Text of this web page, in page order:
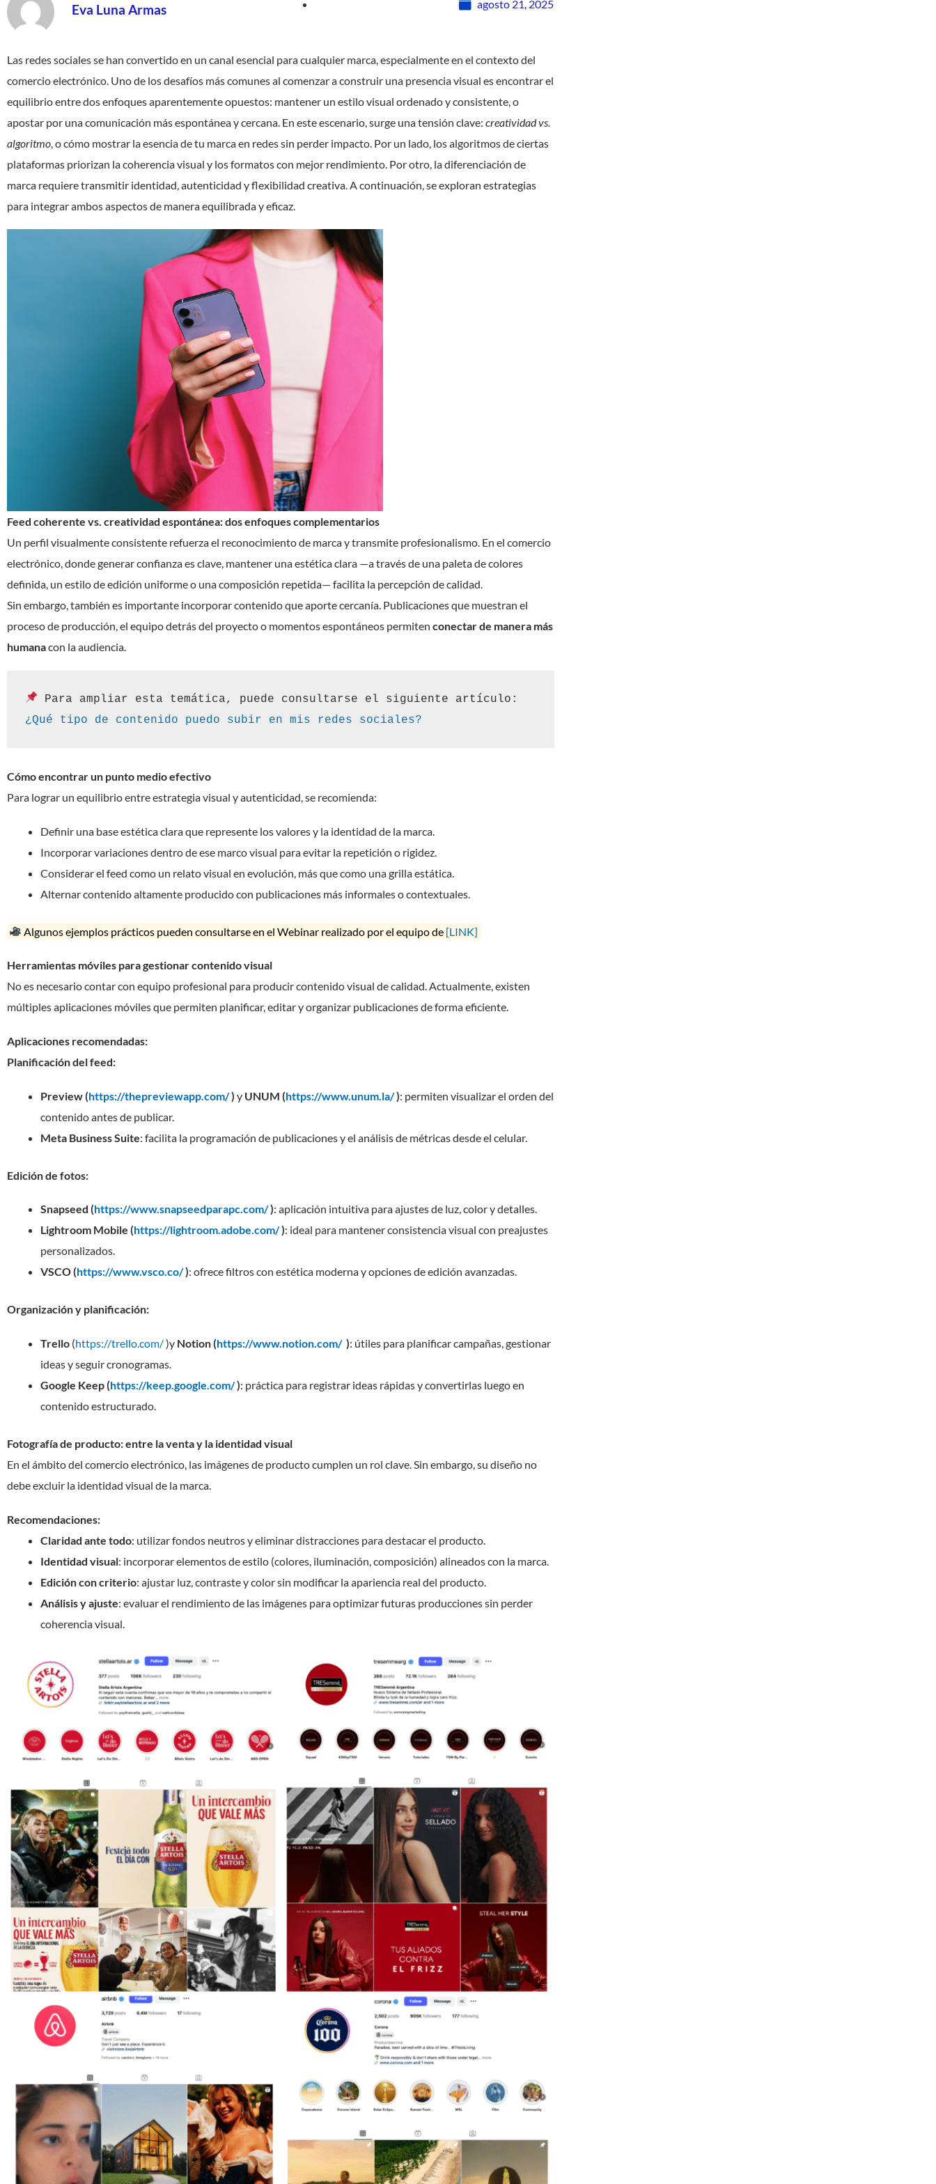
Eva Luna Armas agosto 21, 2025
Las redes sociales se han convertido en un canal esencial para cualquier marca, especialmente en el contexto del
comercio electrónico. Uno de los desafíos más comunes al comenzar a construir una presencia visual es encontrar el
equilibrio entre dos enfoques aparentemente opuestos: mantener un estilo visual ordenado y consistente, o
apostar por una comunicación más espontánea y cercana. En este escenario, surge una tensión clave: creatividad vs.
algoritmo , o cómo mostrar la esencia de tu marca en redes sin perder impacto. Por un lado, los algoritmos de ciertas
plataformas priorizan la coherencia visual y los formatos con mejor rendimiento. Por otro, la diferenciación de
marca requiere transmitir identidad, autenticidad y flexibilidad creativa. A continuación, se exploran estrategias
para integrar ambos aspectos de manera equilibrada y eficaz.
Feed coherente vs. creatividad espontánea: dos enfoques complementarios
Un perfil visualmente consistente refuerza el reconocimiento de marca y transmite profesionalismo. En el comercio
electrónico, donde generar confianza es clave, mantener una estética clara —a través de una paleta de colores
definida, un estilo de edición uniforme o una composición repetida— facilita la percepción de calidad.
Sin embargo, también es importante incorporar contenido que aporte cercanía. Publicaciones que muestran el
proceso de producción, el equipo detrás del proyecto o momentos espontáneos permiten conectar de manera más
humanacon la audiencia.
¿Qué tipo de contenido puedo subir en mis redes sociales?
Cómo encontrar un punto medio efectivo
Para lograr un equilibrio entre estrategia visual y autenticidad, se recomienda:
Definir una base estética clara que represente los valores y la identidad de la marca.
Incorporar variaciones dentro de ese marco visual para evitar la repetición o rigidez.
Considerar el feed como un relato visual en evolución, más que como una grilla estática.
Alternar contenido altamente producido con publicaciones más informales o contextuales.
Algunos ejemplos prácticos pueden consultarse en el Webinar realizado por el equipo de [LINK]
Herramientas móviles para gestionar contenido visual
No es necesario contar con equipo profesional para producir contenido visual de calidad. Actualmente, existen
múltiples aplicaciones móviles que permiten planificar, editar y organizar publicaciones de forma eficiente.
Aplicaciones recomendadas:
Planificación del feed:
Preview (​​https://thepreviewapp.com/) y UNUM (https://www.unum.la/): permiten visualizar el orden del
contenido antes de publicar.
Meta Business Suite: facilita la programación de publicaciones y el análisis de métricas desde el celular.
Edición de fotos:
Snapseed (https://www.snapseedparapc.com/): aplicación intuitiva para ajustes de luz, color y detalles.
Lightroom Mobile (https://lightroom.adobe.com/): ideal para mantener consistencia visual con preajustes
personalizados.
VSCO (https://www.vsco.co/): ofrece filtros con estética moderna y opciones de edición avanzadas.
Organización y planificación:
Trello (https://trello.com/)y Notion (https://www.notion.com/): útiles para planificar campañas, gestionar
ideas y seguir cronogramas.
Google Keep (https://keep.google.com/): práctica para registrar ideas rápidas y convertirlas luego en
contenido estructurado.
Fotografía de producto: entre la venta y la identidad visual
En el ámbito del comercio electrónico, las imágenes de producto cumplen un rol clave. Sin embargo, su diseño no
debe excluir la identidad visual de la marca.
Recomendaciones:
Claridad ante todo: utilizar fondos neutros y eliminar distracciones para destacar el producto.
Identidad visual: incorporar elementos de estilo (colores, iluminación, composición) alineados con la marca.
Edición con criterio: ajustar luz, contraste y color sin modificar la apariencia real del producto.
Análisis y ajuste: evaluar el rendimiento de las imágenes para optimizar futuras producciones sin perder
coherencia visual.